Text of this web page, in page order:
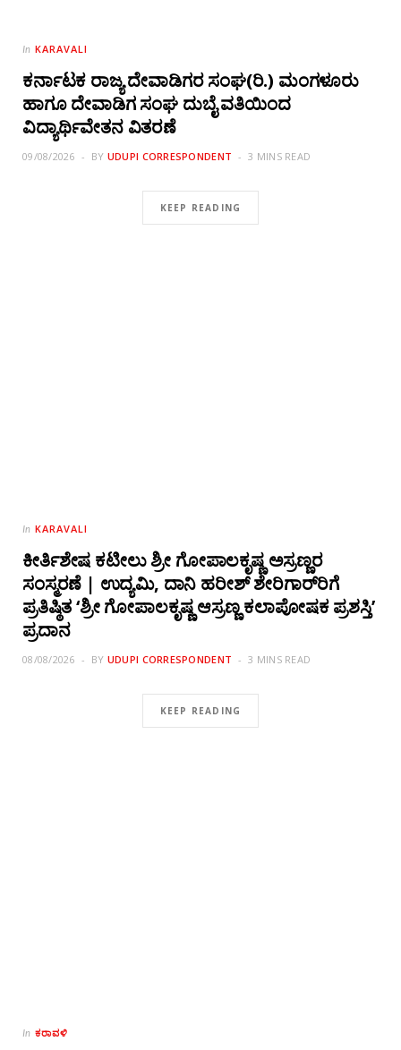
In KARAVALI
ಕರ್ನಾಟಕ ರಾಜ್ಯ ದೇವಾಡಿಗರ ಸಂಘ(ರಿ.) ಮಂಗಳೂರು
ಹಾಗೂ ದೇವಾಡಿಗ ಸಂಘ ದುಬೈ ವತಿಯಿಂದ
ವಿದ್ಯಾರ್ಥಿವೇತನ ವಿತರಣೆ
09/08/2026 BY UDUPI CORRESPONDENT 3 MINS READ
KEEP READING
In KARAVALI
ಕೀರ್ತಿಶೇಷ ಕಟೀಲು ಶ್ರೀ ಗೋಪಾಲಕೃಷ್ಣ ಅಸ್ರಣ್ಣರ
ಸಂಸ್ಮರಣೆ | ಉದ್ಯಮಿ, ದಾನಿ ಹರೀಶ್ ಶೇರಿಗಾರ್‌ರಿಗೆ
ಪ್ರತಿಷ್ಠಿತ ‘ಶ್ರೀ ಗೋಪಾಲಕೃಷ್ಣ ಆಸ್ರಣ್ಣ ಕಲಾಪೋಷಕ ಪ್ರಶಸ್ತಿ’
ಪ್ರದಾನ
08/08/2026 BY UDUPI CORRESPONDENT 3 MINS READ
KEEP READING
In ಕರಾವಳಿ